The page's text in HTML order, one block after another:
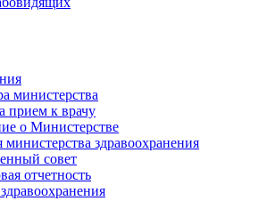
министерства
прием к врачу
о Министерстве
министерства здравоохранения
совет
отчетность